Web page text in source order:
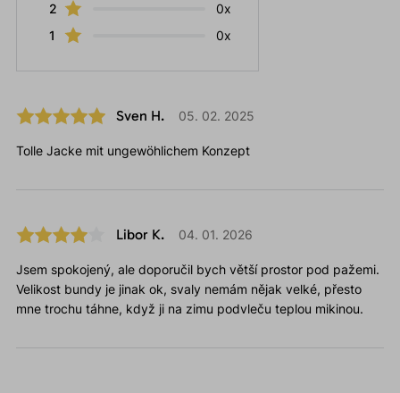
2
0x
1
0x
Sven H. 05. 02. 2025
Tolle Jacke mit ungewöhlichem Konzept
Libor K. 04. 01. 2026
Jsem spokojený, ale doporučil bych větší prostor pod pažemi.
Velikost bundy je jinak ok, svaly nemám nějak velké, přesto
mne trochu táhne, když ji na zimu podvleču teplou mikinou.